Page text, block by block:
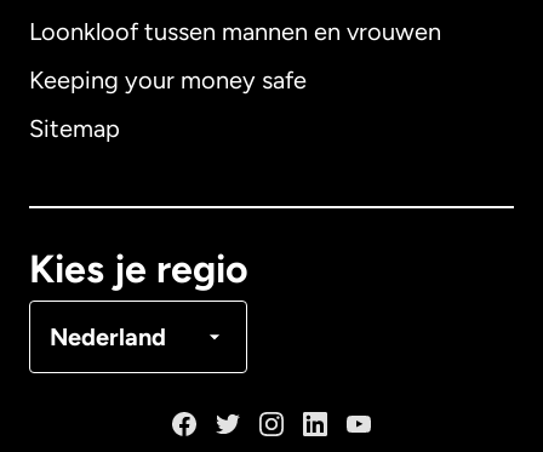
Loonkloof tussen mannen en vrouwen
Keeping your money safe
Sitemap
Kies je regio
Nederland
Australië